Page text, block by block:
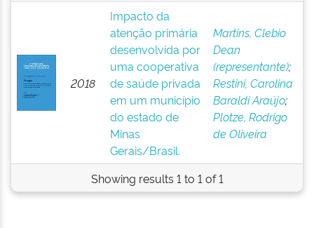
2018
Impacto da
atenção primária
desenvolvida por
uma cooperativa
de saúde privada
em um município
do estado de
Minas
Gerais/Brasil.
Martins, Clebio
Dean
(representante);
Restini, Carolina
Baraldi Araújo;
Plotze, Rodrigo
de Oliveira
Showing results 1 to 1 of 1